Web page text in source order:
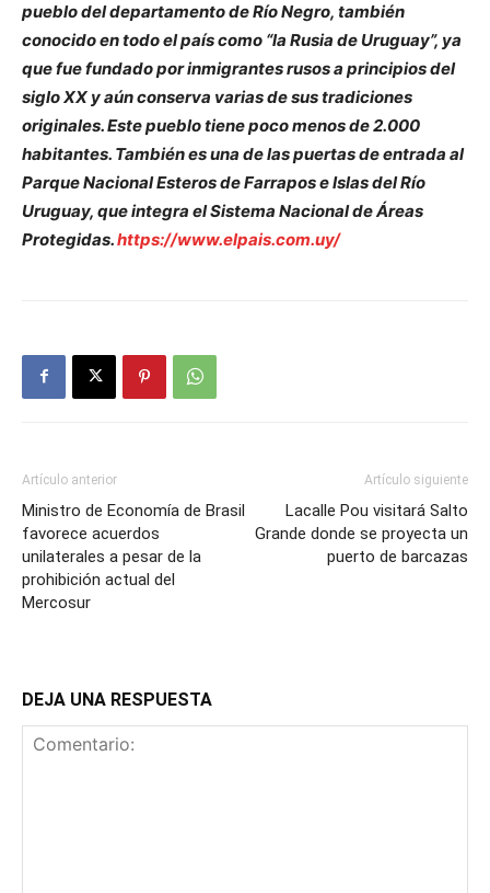
pueblo del departamento de Río Negro, también
conocido en todo el país como “la Rusia de Uruguay”, ya
que fue fundado por inmigrantes rusos a principios del
siglo XX y aún conserva varias de sus tradiciones
originales. Este pueblo tiene poco menos de 2.000
habitantes. También es una de las puertas de entrada al
Parque Nacional Esteros de Farrapos e Islas del Río
Uruguay, que integra el Sistema Nacional de Áreas
Protegidas.https://www.elpais.com.uy/
Artículo anterior
Ministro de Economía de Brasil
favorece acuerdos
unilaterales a pesar de la
prohibición actual del
Mercosur
Artículo siguiente
Lacalle Pou visitará Salto
Grande donde se proyecta un
puerto de barcazas
DEJA UNA RESPUESTA